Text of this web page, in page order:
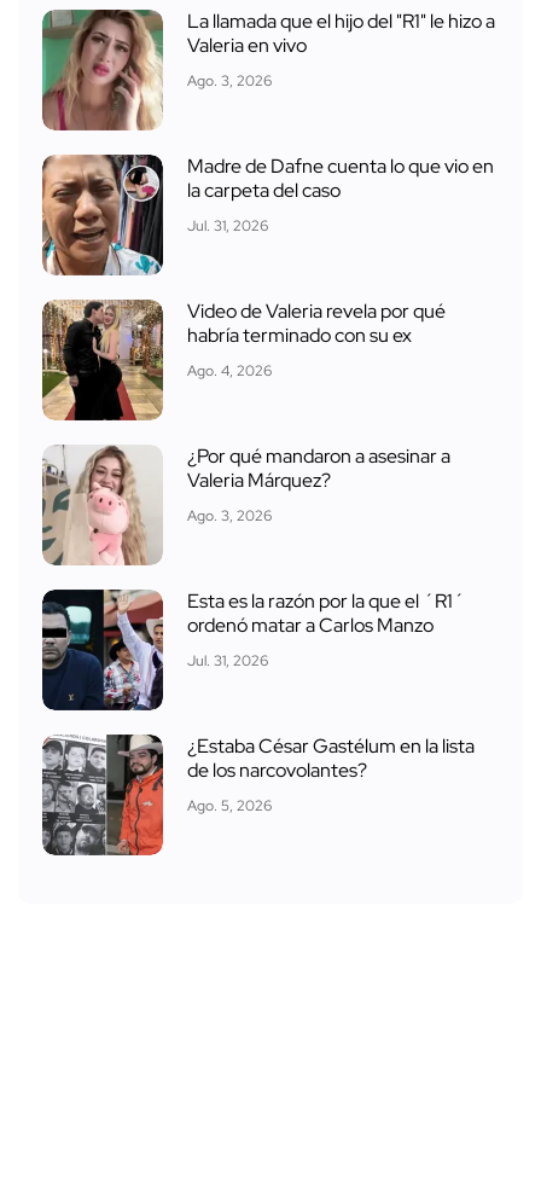
La llamada que el hijo del "R1" le hizo a
Valeria en vivo
Ago. 3, 2026
Madre de Dafne cuenta lo que vio en
la carpeta del caso
Jul. 31, 2026
Video de Valeria revela por qué
habría terminado con su ex
Ago. 4, 2026
¿Por qué mandaron a asesinar a
Valeria Márquez?
Ago. 3, 2026
Esta es la razón por la que el ´R1´
ordenó matar a Carlos Manzo
Jul. 31, 2026
¿Estaba César Gastélum en la lista
de los narcovolantes?
Ago. 5, 2026